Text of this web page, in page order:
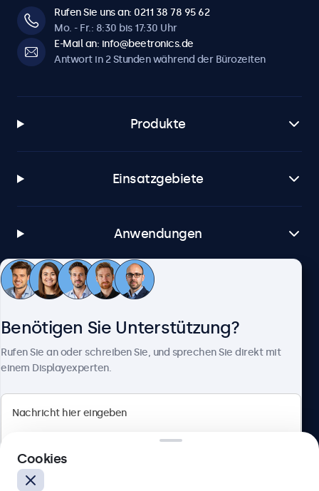
Rufen Sie uns an: 0211 38 78 95 62
Mo. - Fr.: 8:30 bis 17:30 Uhr
E-Mail an: info@beetronics.de
Antwort in 2 Stunden während der Bürozeiten
Produkte
Einsatzgebiete
Anwendungen
Kundenservice
Berliner Allee 59, 40212 Düsseldorf, Deutschland
Benötigen Sie Unterstützung?
Rufen Sie an oder schreiben Sie, und sprechen Sie direkt mit
einem Displayexperten.
Cookies